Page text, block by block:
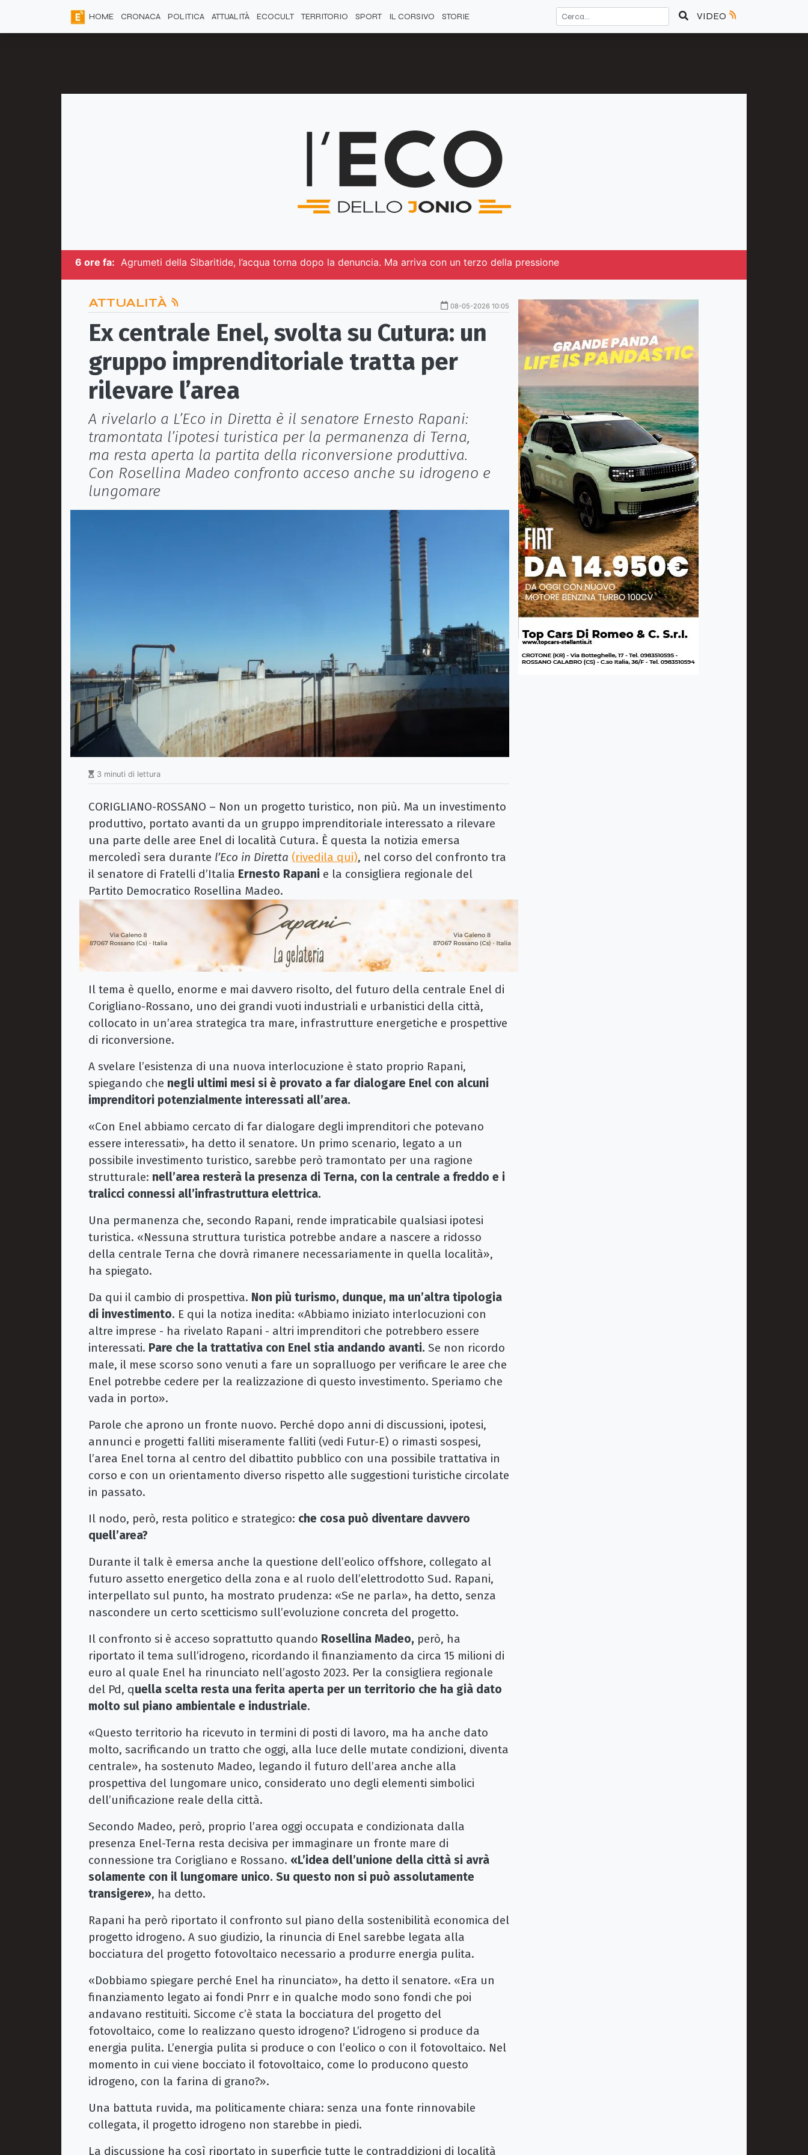
HOME CRONACA POLITICA ATTUALITÀ ECOCULT TERRITORIO SPORT IL CORSIVO STORIE VIDEO
6 ore fa: Agrumeti della Sibaritide, l’acqua torna dopo la denuncia. Ma arriva con un terzo della pressione
ATTUALITÀ 08-05-2026 10:05
Ex centrale Enel, svolta su Cutura: un
gruppo imprenditoriale tratta per
rilevare l’area
A rivelarlo a L’Eco in Diretta è il senatore Ernesto Rapani:
tramontata l’ipotesi turistica per la permanenza di Terna,
ma resta aperta la partita della riconversione produttiva.
Con Rosellina Madeo confronto acceso anche su idrogeno e
lungomare
3 minuti di lettura
CORIGLIANO-ROSSANO – Non un progetto turistico, non più. Ma un investimento
produttivo, portato avanti da un gruppo imprenditoriale interessato a rilevare
una parte delle aree Enel di località Cutura. È questa la notizia emersa
mercoledì sera durante l’Eco in Diretta (rivedila qui), nel corso del confronto tra
il senatore di Fratelli d’Italia Ernesto Rapani e la consigliera regionale del
Partito Democratico Rosellina Madeo.
Il tema è quello, enorme e mai davvero risolto, del futuro della centrale Enel di
Corigliano-Rossano, uno dei grandi vuoti industriali e urbanistici della città,
collocato in un’area strategica tra mare, infrastrutture energetiche e prospettive
di riconversione.
A svelare l’esistenza di una nuova interlocuzione è stato proprio Rapani,
spiegando che negli ultimi mesi si è provato a far dialogare Enel con alcuni
imprenditori potenzialmente interessati all’area.
«Con Enel abbiamo cercato di far dialogare degli imprenditori che potevano
essere interessati», ha detto il senatore. Un primo scenario, legato a un
possibile investimento turistico, sarebbe però tramontato per una ragione
strutturale: nell’area resterà la presenza di Terna, con la centrale a freddo e i
tralicci connessi all’infrastruttura elettrica.
Una permanenza che, secondo Rapani, rende impraticabile qualsiasi ipotesi
turistica. «Nessuna struttura turistica potrebbe andare a nascere a ridosso
della centrale Terna che dovrà rimanere necessariamente in quella località»,
ha spiegato.
Da qui il cambio di prospettiva. Non più turismo, dunque, ma un’altra tipologia
di investimento. E qui la notiza inedita: «Abbiamo iniziato interlocuzioni con
altre imprese - ha rivelato Rapani - altri imprenditori che potrebbero essere
interessati. Pare che la trattativa con Enel stia andando avanti. Se non ricordo
male, il mese scorso sono venuti a fare un sopralluogo per verificare le aree che
Enel potrebbe cedere per la realizzazione di questo investimento. Speriamo che
vada in porto».
Parole che aprono un fronte nuovo. Perché dopo anni di discussioni, ipotesi,
annunci e progetti falliti miseramente falliti (vedi Futur-E) o rimasti sospesi,
l’area Enel torna al centro del dibattito pubblico con una possibile trattativa in
corso e con un orientamento diverso rispetto alle suggestioni turistiche circolate
in passato.
Il nodo, però, resta politico e strategico: che cosa può diventare davvero
quell’area?
Durante il talk è emersa anche la questione dell’eolico offshore, collegato al
futuro assetto energetico della zona e al ruolo dell’elettrodotto Sud. Rapani,
interpellato sul punto, ha mostrato prudenza: «Se ne parla», ha detto, senza
nascondere un certo scetticismo sull’evoluzione concreta del progetto.
Il confronto si è acceso soprattutto quando Rosellina Madeo, però, ha
riportato il tema sull’idrogeno, ricordando il finanziamento da circa 15 milioni di
euro al quale Enel ha rinunciato nell’agosto 2023. Per la consigliera regionale
del Pd, quella scelta resta una ferita aperta per un territorio che ha già dato
molto sul piano ambientale e industriale.
«Questo territorio ha ricevuto in termini di posti di lavoro, ma ha anche dato
molto, sacrificando un tratto che oggi, alla luce delle mutate condizioni, diventa
centrale», ha sostenuto Madeo, legando il futuro dell’area anche alla
prospettiva del lungomare unico, considerato uno degli elementi simbolici
dell’unificazione reale della città.
Secondo Madeo, però, proprio l’area oggi occupata e condizionata dalla
presenza Enel-Terna resta decisiva per immaginare un fronte mare di
connessione tra Corigliano e Rossano. «L’idea dell’unione della città si avrà
solamente con il lungomare unico. Su questo non si può assolutamente
transigere», ha detto.
Rapani ha però riportato il confronto sul piano della sostenibilità economica del
progetto idrogeno. A suo giudizio, la rinuncia di Enel sarebbe legata alla
bocciatura del progetto fotovoltaico necessario a produrre energia pulita.
«Dobbiamo spiegare perché Enel ha rinunciato», ha detto il senatore. «Era un
finanziamento legato ai fondi Pnrr e in qualche modo sono fondi che poi
andavano restituiti. Siccome c’è stata la bocciatura del progetto del
fotovoltaico, come lo realizzano questo idrogeno? L’idrogeno si produce da
energia pulita. L’energia pulita si produce o con l’eolico o con il fotovoltaico. Nel
momento in cui viene bocciato il fotovoltaico, come lo producono questo
idrogeno, con la farina di grano?».
Una battuta ruvida, ma politicamente chiara: senza una fonte rinnovabile
collegata, il progetto idrogeno non starebbe in piedi.
La discussione ha così riportato in superficie tutte le contraddizioni di località